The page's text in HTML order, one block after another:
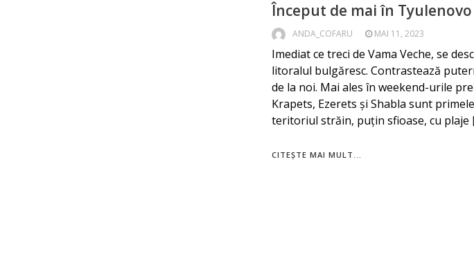
Început de mai în Tyulenovo
ANDA_COFARU MAI 11, 2023
Imediat ce treci de Vama Veche, se
litoralul bulgăresc. Contrastează
de la noi. Mai ales în weekend-urile
Krapets, Ezerets și Shabla sunt
teritoriul străin, puțin sfioase, cu plaje
CITEȘTE MAI MULT...